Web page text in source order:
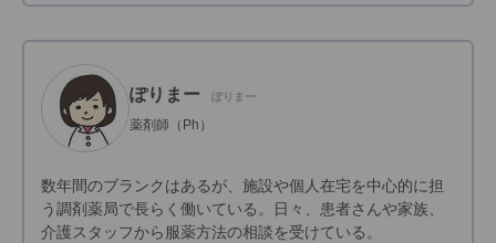
ぽりまー ぽりまー
薬剤師（Ph）
数年間のブランクはあるが、施設や個人在宅を中心的に担
う調剤薬局で長らく働いている。日々、患者さんや家族、
介護スタッフから服薬方法の相談を受けている。